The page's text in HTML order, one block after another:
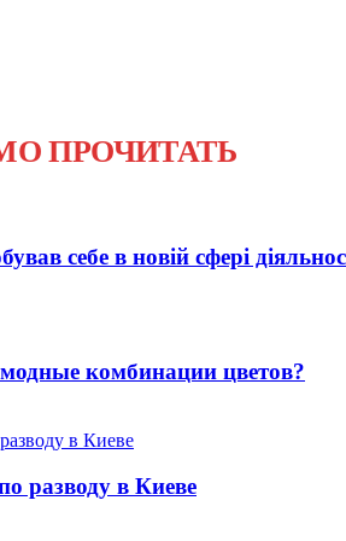
ПРОЧИТАТЬ
себе в новій сфері
комбинации цветов?
разводу в Киеве